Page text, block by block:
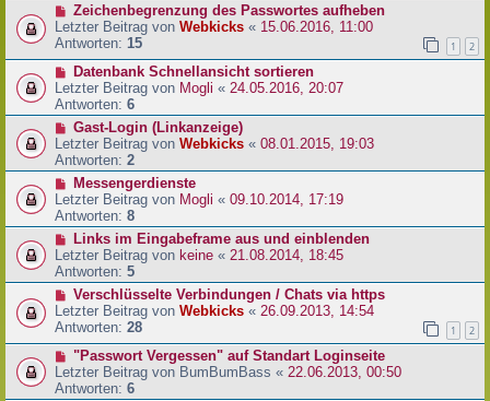
Zeichenbegrenzung des Passwortes aufheben
Letzter Beitrag von Webkicks « 15.06.2016, 11:00
Antworten: 15 1 2
Datenbank Schnellansicht sortieren
Letzter Beitrag von Mogli « 24.05.2016, 20:07
Antworten: 6
Gast-Login (Linkanzeige)
Letzter Beitrag von Webkicks « 08.01.2015, 19:03
Antworten: 2
Messengerdienste
Letzter Beitrag von Mogli « 09.10.2014, 17:19
Antworten: 8
Links im Eingabeframe aus und einblenden
Letzter Beitrag von keine « 21.08.2014, 18:45
Antworten: 5
Verschlüsselte Verbindungen / Chats via https
Letzter Beitrag von Webkicks « 26.09.2013, 14:54
Antworten: 28 1 2
"Passwort Vergessen" auf Standart Loginseite
Letzter Beitrag von BumBumBass « 22.06.2013, 00:50
Antworten: 6